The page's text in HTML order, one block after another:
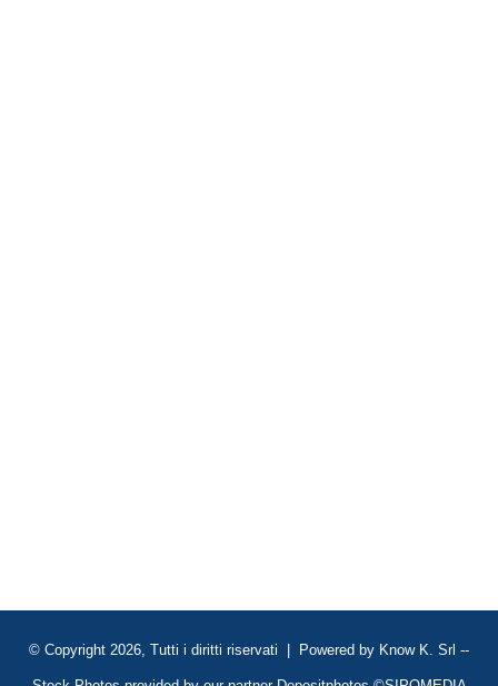
© Copyright 2026, Tutti i diritti riservati | Powered by Know K. Srl --